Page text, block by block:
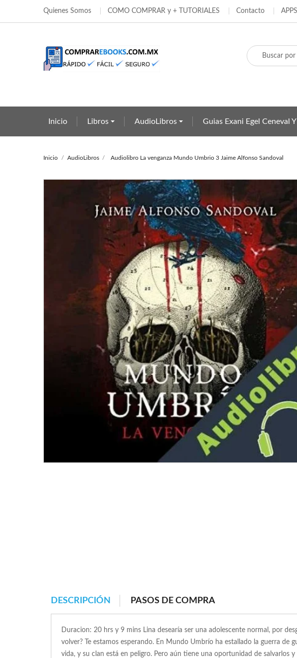
Crear nueva lista
Nombre de la lista de
Debe iniciar sesión para
Quienes Somos COMO COMPRAR y + TUTORIALES Contacto
Inicio Libros AudioLibros Guias Exani Egel Ceneval
Inicio AudioLibros Audiolibro La venganza Mundo Umbrio 3 Jaime Alfonso Sandoval
DESCRIPCIÓN PASOS DE COMPRA
Duracion: 20 hrs y 9 mins Lina desearía ser una adolescente normal, por
volver? Te estamos esperando. En Mundo Umbrío ha estallado la guerra de
vida, y su clan está en peligro. Pero aún tiene una oportunidad de salvarlos